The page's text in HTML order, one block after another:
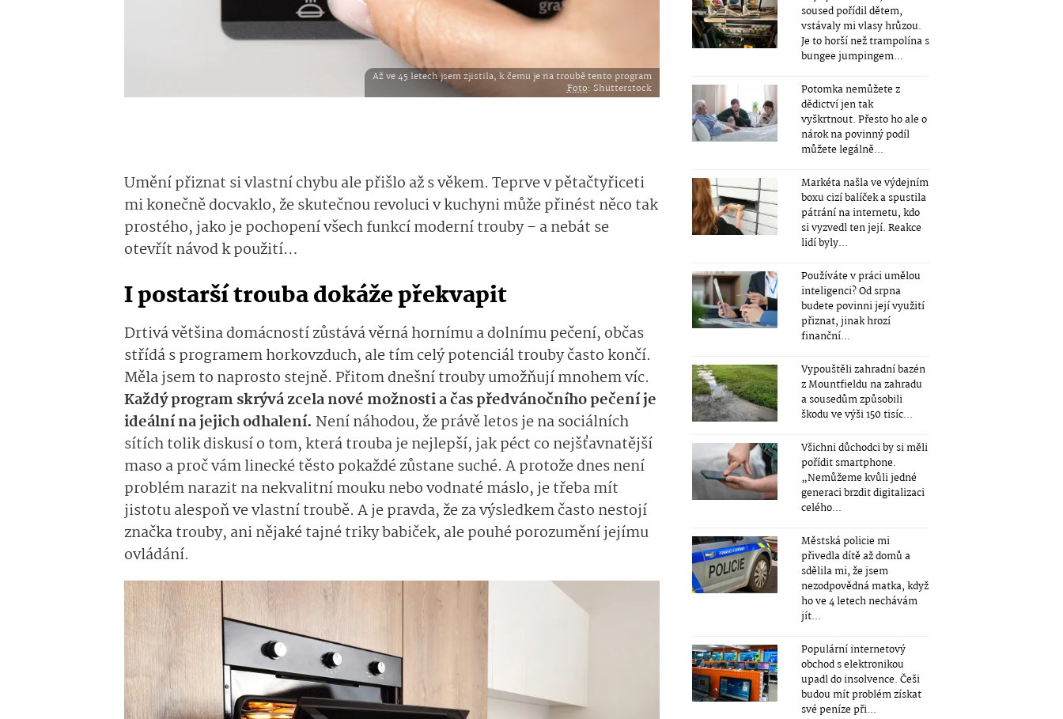
Až ve 45 letech jsem zjistila, k čemu je na troubě tento program
Foto: Shutterstock
Umění přiznat si vlastní chybu ale přišlo až s věkem. Teprve v pětačtyřiceti
mi konečně docvaklo, že skutečnou revoluci v kuchyni může přinést něco tak
prostého, jako je pochopení všech funkcí moderní trouby – a nebát se
otevřít návod k použití…
I postarší trouba dokáže překvapit
Drtivá většina domácností zůstává věrná hornímu a dolnímu pečení, občas
střídá s programem horkovzduch, ale tím celý potenciál trouby často končí.
Měla jsem to naprosto stejně. Přitom dnešní trouby umožňují mnohem víc.
Každý program skrývá zcela nové možnosti a čas předvánočního pečení je
ideální na jejich odhalení. Není náhodou, že právě letos je na sociálních
sítích tolik diskusí o tom, která trouba je nejlepší, jak péct co nejšťavnatější
maso a proč vám linecké těsto pokaždé zůstane suché. A protože dnes není
problém narazit na nekvalitní mouku nebo vodnaté máslo, je třeba mít
jistotu alespoň ve vlastní troubě. A je pravda, že za výsledkem často nestojí
značka trouby, ani nějaké tajné triky babiček, ale pouhé porozumění jejímu
ovládání.
soused pořídil dětem,
vstávaly mi vlasy hrůzou.
Je to horší než trampolína s
bungee jumpingem...
Potomka nemůžete z
dědictví jen tak
vyškrtnout. Přesto ho ale o
nárok na povinný podíl
můžete legálně...
Markéta našla ve výdejním
boxu cizí balíček a spustila
pátrání na internetu, kdo
si vyzvedl ten její. Reakce
lidí byly...
Používáte v práci umělou
inteligenci? Od srpna
budete povinni její využití
přiznat, jinak hrozí
finanční...
Vypouštěli zahradní bazén
z Mountfieldu na zahradu
a sousedům způsobili
škodu ve výši 150 tisíc...
Všichni důchodci by si měli
pořídit smartphone.
„Nemůžeme kvůli jedné
generaci brzdit digitalizaci
celého...
Městská policie mi
přivedla dítě až domů a
sdělila mi, že jsem
nezodpovědná matka, když
ho ve 4 letech nechávám
jít...
Populární internetový
obchod s elektronikou
upadl do insolvence. Češi
budou mít problém získat
své peníze při...